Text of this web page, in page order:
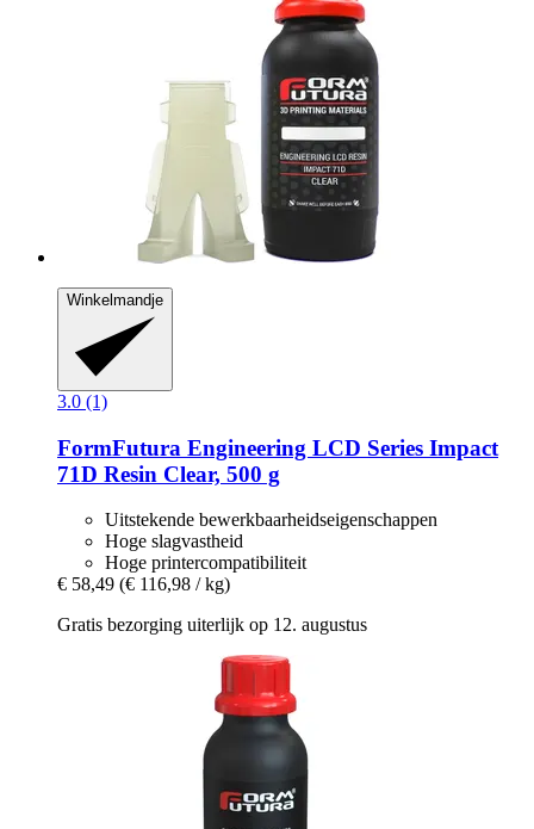
Winkelmandje
3.0 (1)
FormFutura Engineering LCD Series Impact
71D Resin Clear, 500 g
Uitstekende bewerkbaarheidseigenschappen
Hoge slagvastheid
Hoge printercompatibiliteit
€ 58,49 (€ 116,98 / kg)
Gratis bezorging uiterlijk op 12. augustus